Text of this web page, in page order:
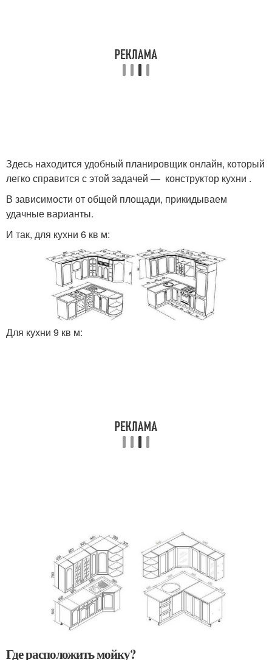
Здесь находится удобный планировщик онлайн, который
легко справится с этой задачей — конструктор кухни .
В зависимости от общей площади, прикидываем
удачные варианты.
И так, для кухни 6 кв м:
Для кухни 9 кв м:
Где расположить мойку?